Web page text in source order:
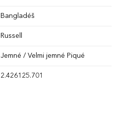
Bangladéš
Russell
Jemné / Velmi jemné Piqué
2.426125.701